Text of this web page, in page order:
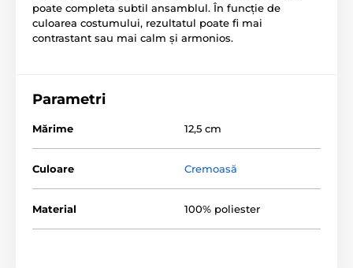
poate completa subtil ansamblul. În funcție de
culoarea costumului, rezultatul poate fi mai
contrastant sau mai calm și armonios.
Parametri
Mărime 12,5 cm
Culoare Cremoasă
Material 100% poliester